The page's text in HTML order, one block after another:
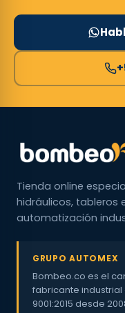
Tienda online
hidráulicos, tableros
automatización
GRUPO AUTOMEX
Bombeo.co es el
fabricante industrial
9001:2015 desde